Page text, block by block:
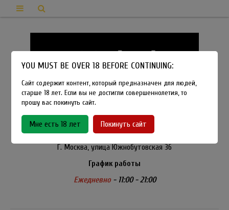
8-915-450-21-92
Розничный магазин Method Vapeshop
Г. Москва, улица Южнобутовская 36
График работы
Ежедневно- 11:00 - 21:00
YOU MUST BE OVER 18 BEFORE CONTINUING:
Сайт содержит контент, который предназначен для людей,
старше 18 лет. Если вы не достигли совершеннолетия, то
прошу вас покинуть сайт.
Мне есть 18 лет Покинуть сайт